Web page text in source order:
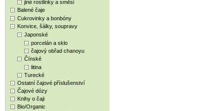
jiné rostlinky a směsi
Balené čaje
Cukrovinky a bonbóny
Konvice, šálky, soupravy
Japonské
porcelán a sklo
čajový obřad chanoyu
Čínské
litina
Turecké
Ostatní čajové příslušenství
Čajové dózy
Knihy o čaji
Bio/Organic